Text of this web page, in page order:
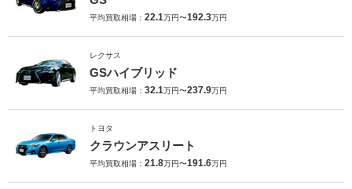
平均買取相場： 22.1万円〜192.3万円
レクサス
GSハイブリッド
平均買取相場： 32.1万円〜237.9万円
トヨタ
クラウンアスリート
平均買取相場： 21.8万円〜191.6万円